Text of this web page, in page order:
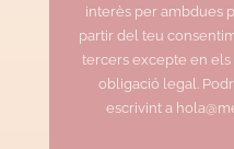
interès per ambdues
partir del teu
tercers excepte en els
obligació legal.
escrivint a